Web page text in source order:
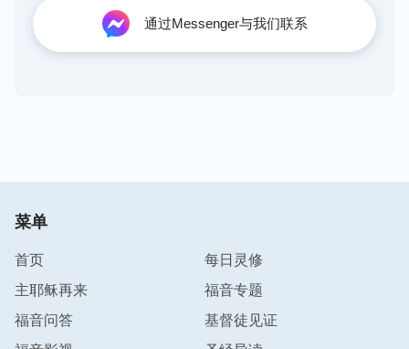
通过Messenger与我们联系
菜单
首页
每日灵修
主耶稣再来
福音专题
福音问答
基督徒见证